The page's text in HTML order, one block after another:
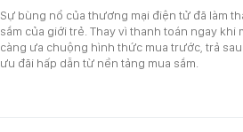
Sự bùng nổ của thương mại điện tử đã làm
sắm của giới trẻ. Thay vì thanh toán ngay
càng ưa chuộng hình thức mua trước, trả
ưu đãi hấp dẫn từ nền tảng mua sắm.